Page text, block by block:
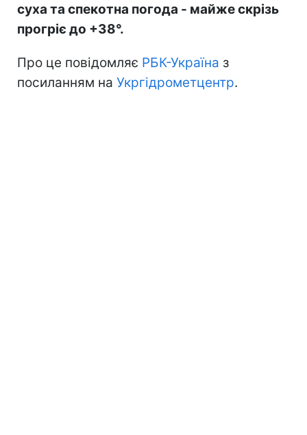
суха та спекотна погода - майже скрізь
прогріє до +38°.
Про це повідомляє РБК-Україна з
посиланням на Укргідрометцентр.